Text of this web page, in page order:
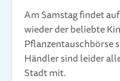
Am Samstag findet
wieder der beliebte
Pflanzentauschbörse
Händler sind leider
Stadt mit.